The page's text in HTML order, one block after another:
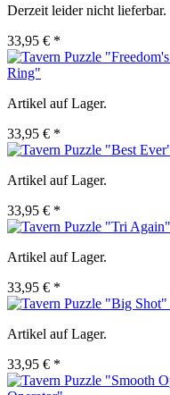
Derzeit leider nicht lieferbar.
33,95 € *
Ring"
Artikel auf Lager.
33,95 € *
Artikel auf Lager.
33,95 € *
Artikel auf Lager.
33,95 € *
Artikel auf Lager.
33,95 € *